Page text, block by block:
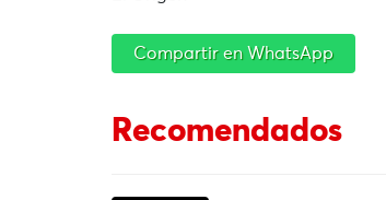
Compartir en WhatsApp
Recomendados